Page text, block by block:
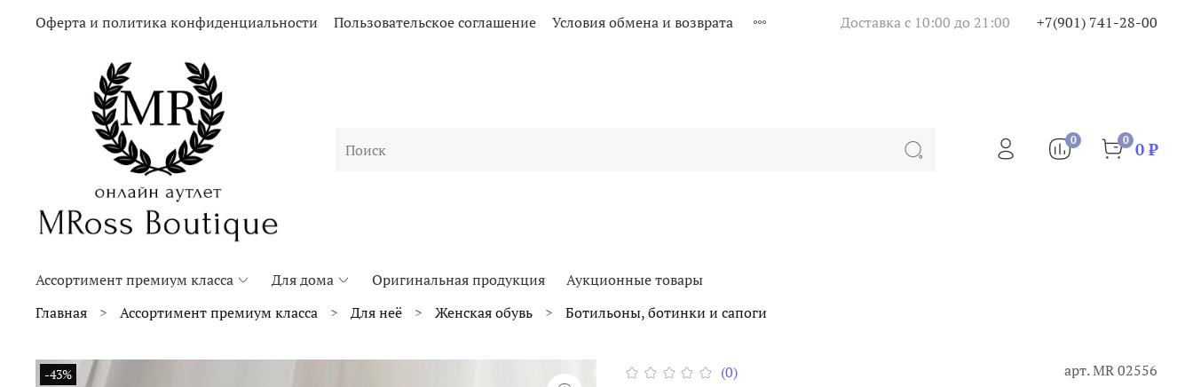
Оферта и политика конфиденциальности Пользовательское соглашение Условия обмена и возврата Доставка с 10:00 до 21:00 +7(901) 741-28-00
0 0 0 ₽
Ассортимент премиум класса Для дома Оригинальная продукция
Аукционные товары
Главная
Ассортимент премиум класса Для неё Женская обувь Ботильоны, ботинки и сапоги
-43% (0) арт.МR 02556